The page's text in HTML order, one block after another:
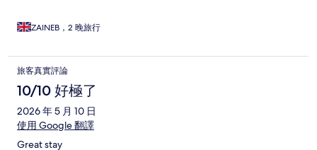
ZAINEB，2 晚旅行
旅客真實評論
10/10 好極了
2026 年 5 月 10 日
使用 Google 翻譯
Great stay